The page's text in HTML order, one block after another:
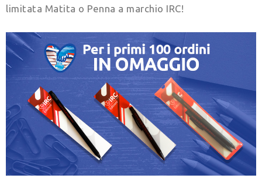
limitata Matita o Penna a marchio IRC!